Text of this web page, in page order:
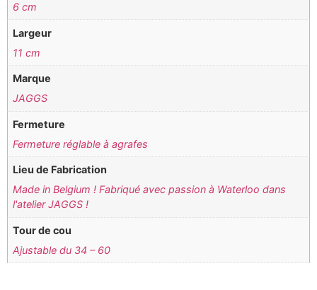
6 cm
Largeur
11 cm
Marque
JAGGS
Fermeture
Fermeture réglable à agrafes
Lieu de Fabrication
Made in Belgium ! Fabriqué avec passion à Waterloo dans
l'atelier JAGGS !
Tour de cou
Ajustable du 34 – 60